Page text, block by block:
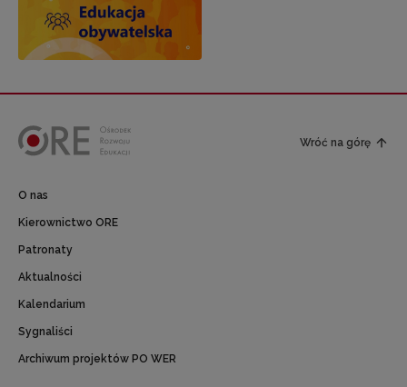
Wróć na górę
O nas
Kierownictwo ORE
Patronaty
Aktualności
Kalendarium
Sygnaliści
Archiwum projektów PO WER